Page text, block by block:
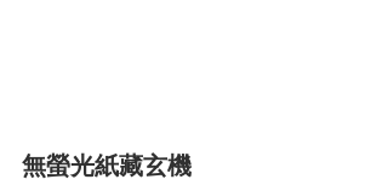
無螢光紙藏玄機